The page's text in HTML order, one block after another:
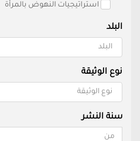
استراتيجيات النهوض بالمرأة
البلد
نوع الوثيقة
سنة النشر